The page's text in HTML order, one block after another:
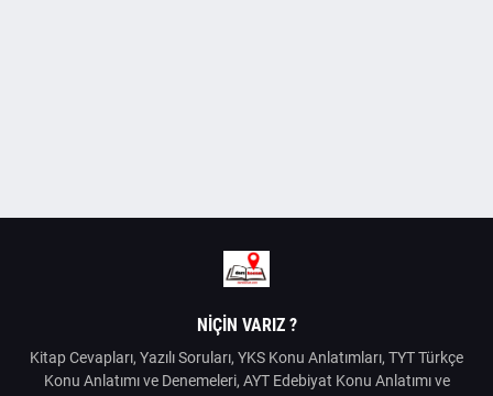
NIÇIN VARIZ ?
Kitap Cevapları, Yazılı Soruları, YKS Konu Anlatımları, TYT Türkçe
Konu Anlatımı ve Denemeleri, AYT Edebiyat Konu Anlatımı ve